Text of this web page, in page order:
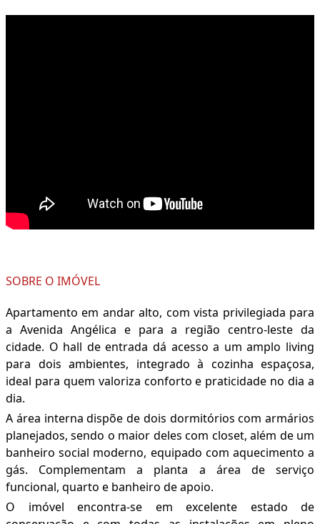
SOBRE O IMÓVEL
Apartamento em andar alto, com vista privilegiada para
a Avenida Angélica e para a região centro-leste da
cidade. O hall de entrada dá acesso a um amplo living
para dois ambientes, integrado à cozinha espaçosa,
ideal para quem valoriza conforto e praticidade no dia a
dia.
A área interna dispõe de dois dormitórios com armários
planejados, sendo o maior deles com closet, além de um
banheiro social moderno, equipado com aquecimento a
gás. Complementam a planta a área de serviço
funcional, quarto e banheiro de apoio.
O imóvel encontra-se em excelente estado de